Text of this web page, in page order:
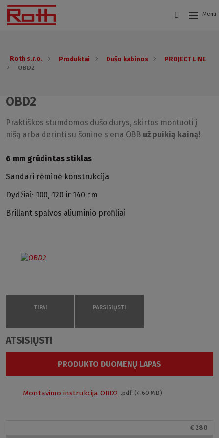
Roth s.r.o. Produktai Dušo kabinos
PROJECT LINE
OBD2
OBD2
Praktiškos stumdomos dušo durys, skirtos montuoti į
nišą arba derinti su šonine siena OBB už puikią kainą!
6 mm grūdintas stiklas
Sandari rėminė konstrukcija
Dydžiai: 100, 120 ir 140 cm
Brillant spalvos aliuminio profiliai
TIPAI
€ 280
PARSISIŲSTI
ATSISIŲSTI
PRODUKTO DUOMENŲ LAPAS
Montavimo instrukcija OBD2 pdf 4.60 MB
elegantiška išvaizda. Paprastos rėmo, pagaminto iš
paviršiaus danga,